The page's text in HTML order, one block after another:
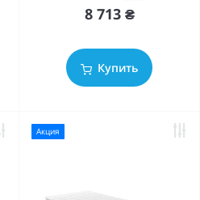
8 713 ₴
Купить
Акция